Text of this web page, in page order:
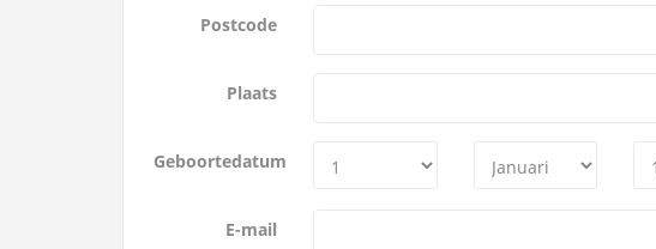
Postcode
Plaats
Geboortedatum
E-mail